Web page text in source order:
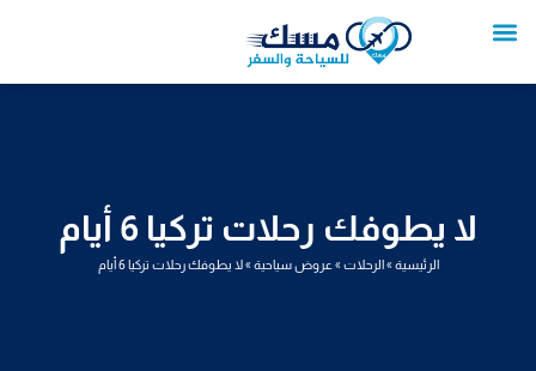
إلى
لا يطوفك رحلات تركيا 6 أيام
الرئيسية»الرحلات» عروض سياحية»لا يطوفك رحلات تركيا 6 أيام